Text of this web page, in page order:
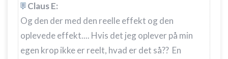
Claus E:
Og den der med den reelle effekt og den
oplevede effekt.... Hvis det jeg oplever på min
egen krop ikke er reelt, hvad er det så?? En